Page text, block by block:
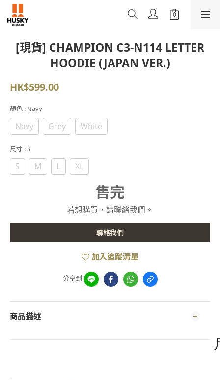
[現貨] CHAMPION C3-N114 LETTER
HOODIE (JAPAN VER.)
HK$599.00
顏色 : Navy
Navy Grey White
尺寸 : S
S M L XL
售完
若想購買，請聯絡我們。
聯絡我們
加入追蹤清單
分享到
商品描述